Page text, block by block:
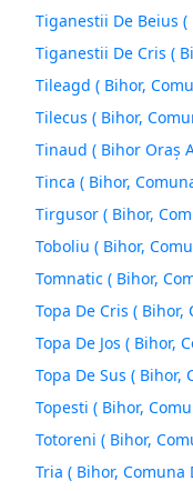
Tiganestii De Beius
Tiganestii De Cris (
Tileagd ( Bihor,
Tilecus ( Bihor,
Tinaud ( Bihor Oraș
Tinca ( Bihor,
Tirgusor ( Bihor,
Toboliu ( Bihor,
Tomnatic ( Bihor,
Topa De Cris (
Topa De Jos ( Bihor,
Topa De Sus ( Bihor,
Topesti ( Bihor,
Totoreni ( Bihor,
Tria ( Bihor, Comuna